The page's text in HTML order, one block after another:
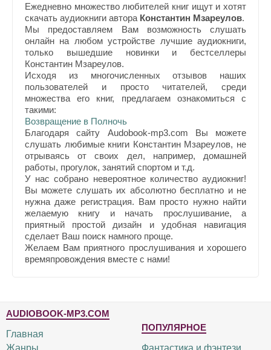
Ежедневно множество любителей книг ищут и хотят
скачать аудиокниги автора Константин Мзареулов.
Мы предоставляем Вам возможность слушать
онлайн на любом устройстве лучшие аудиокниги,
только вышедшие новинки и бестселлеры
Константин Мзареулов.
Исходя из многочисленных отзывов наших
пользователей и просто читателей, среди
множества его книг, предлагаем ознакомиться с
такими:
Возвращение в Полночь
Благодаря сайту Audobook-mp3.com Вы можете
слушать любимые книги Константин Мзареулов, не
отрываясь от своих дел, например, домашней
работы, прогулок, занятий спортом и т.д.
У нас собрано невероятное количество аудиокниг!
Вы можете слушать их абсолютно бесплатно и не
нужна даже регистрация. Вам просто нужно найти
желаемую книгу и начать прослушивание, а
приятный простой дизайн и удобная навигация
сделает Ваш поиск намного проще.
Желаем Вам приятного прослушивания и хорошего
времяпровождения вместе с нами!
AUDIOBOOK-MP3.COM
Главная
Жанры
ПОПУЛЯРНОЕ
Фантастика и фэнтези